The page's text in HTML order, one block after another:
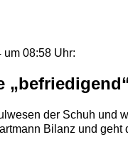
um 08:58 Uhr:
der Schuh und
Bilanz und